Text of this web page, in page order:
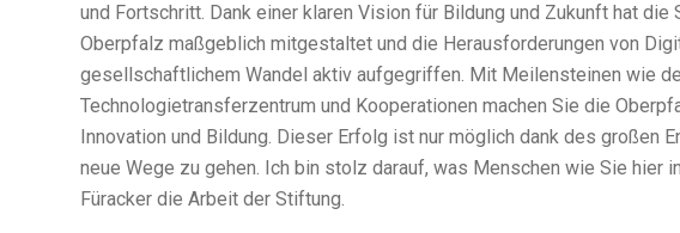
und Fortschritt. Dank einer klaren Vision für Bildung und Zukunft hat
Oberpfalz maßgeblich mitgestaltet und die Herausforderungen von
gesellschaftlichem Wandel aktiv aufgegriffen. Mit Meilensteinen wie
Technologietransferzentrum und Kooperationen machen Sie die
Innovation und Bildung. Dieser Erfolg ist nur möglich dank des großen
neue Wege zu gehen. Ich bin stolz darauf, was Menschen wie Sie hier
Füracker die Arbeit der Stiftung.